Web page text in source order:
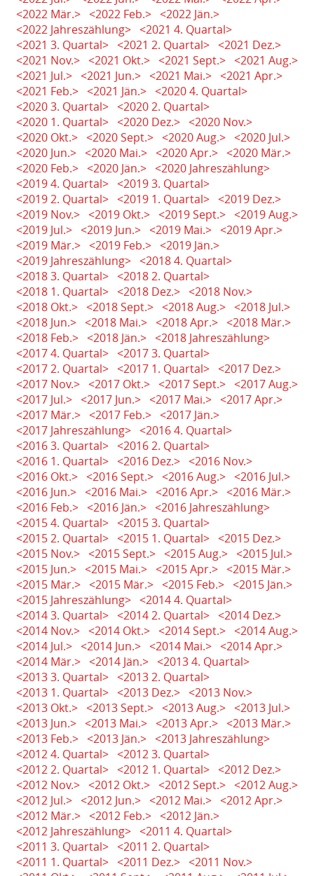
<2022 Mär.> <2022 Feb.> <2022 Jän.>
<2022 Jahreszählung> <2021 4. Quartal>
<2021 3. Quartal> <2021 2. Quartal> <2021 Dez.>
<2021 Nov.> <2021 Okt.> <2021 Sept.> <2021 Aug.>
<2021 Jul.> <2021 Jun.> <2021 Mai.> <2021 Apr.>
<2021 Feb.> <2021 Jän.> <2020 4. Quartal>
<2020 3. Quartal> <2020 2. Quartal>
<2020 1. Quartal> <2020 Dez.> <2020 Nov.>
<2020 Okt.> <2020 Sept.> <2020 Aug.> <2020 Jul.>
<2020 Jun.> <2020 Mai.> <2020 Apr.> <2020 Mär.>
<2020 Feb.> <2020 Jän.> <2020 Jahreszählung>
<2019 4. Quartal> <2019 3. Quartal>
<2019 2. Quartal> <2019 1. Quartal> <2019 Dez.>
<2019 Nov.> <2019 Okt.> <2019 Sept.> <2019 Aug.>
<2019 Jul.> <2019 Jun.> <2019 Mai.> <2019 Apr.>
<2019 Mär.> <2019 Feb.> <2019 Jän.>
<2019 Jahreszählung> <2018 4. Quartal>
<2018 3. Quartal> <2018 2. Quartal>
<2018 1. Quartal> <2018 Dez.> <2018 Nov.>
<2018 Okt.> <2018 Sept.> <2018 Aug.> <2018 Jul.>
<2018 Jun.> <2018 Mai.> <2018 Apr.> <2018 Mär.>
<2018 Feb.> <2018 Jän.> <2018 Jahreszählung>
<2017 4. Quartal> <2017 3. Quartal>
<2017 2. Quartal> <2017 1. Quartal> <2017 Dez.>
<2017 Nov.> <2017 Okt.> <2017 Sept.> <2017 Aug.>
<2017 Jul.> <2017 Jun.> <2017 Mai.> <2017 Apr.>
<2017 Mär.> <2017 Feb.> <2017 Jän.>
<2017 Jahreszählung> <2016 4. Quartal>
<2016 3. Quartal> <2016 2. Quartal>
<2016 1. Quartal> <2016 Dez.> <2016 Nov.>
<2016 Okt.> <2016 Sept.> <2016 Aug.> <2016 Jul.>
<2016 Jun.> <2016 Mai.> <2016 Apr.> <2016 Mär.>
<2016 Feb.> <2016 Jän.> <2016 Jahreszählung>
<2015 4. Quartal> <2015 3. Quartal>
<2015 2. Quartal> <2015 1. Quartal> <2015 Dez.>
<2015 Nov.> <2015 Sept.> <2015 Aug.> <2015 Jul.>
<2015 Jun.> <2015 Mai.> <2015 Apr.> <2015 Mär.>
<2015 Mär.> <2015 Mär.> <2015 Feb.> <2015 Jän.>
<2015 Jahreszählung> <2014 4. Quartal>
<2014 3. Quartal> <2014 2. Quartal> <2014 Dez.>
<2014 Nov.> <2014 Okt.> <2014 Sept.> <2014 Aug.>
<2014 Jul.> <2014 Jun.> <2014 Mai.> <2014 Apr.>
<2014 Mär.> <2014 Jän.> <2013 4. Quartal>
<2013 3. Quartal> <2013 2. Quartal>
<2013 1. Quartal> <2013 Dez.> <2013 Nov.>
<2013 Okt.> <2013 Sept.> <2013 Aug.> <2013 Jul.>
<2013 Jun.> <2013 Mai.> <2013 Apr.> <2013 Mär.>
<2013 Feb.> <2013 Jän.> <2013 Jahreszählung>
<2012 4. Quartal> <2012 3. Quartal>
<2012 2. Quartal> <2012 1. Quartal> <2012 Dez.>
<2012 Nov.> <2012 Okt.> <2012 Sept.> <2012 Aug.>
<2012 Jul.> <2012 Jun.> <2012 Mai.> <2012 Apr.>
<2012 Mär.> <2012 Feb.> <2012 Jän.>
<2012 Jahreszählung> <2011 4. Quartal>
<2011 3. Quartal> <2011 2. Quartal>
<2011 1. Quartal> <2011 Dez.> <2011 Nov.>